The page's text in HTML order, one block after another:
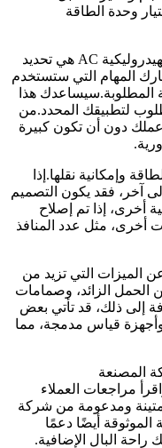
وحدة الطاقة
الخطوة الأولى في اختيار وحدة الطاقة الهيدروليكية AC هي تحديد
المهام التي ستستخدم
المطلوبة.سيساعدك هذا
لتطبيقك المحدد.من
عملك دون أن تكون كبيرة
وإمكانية نقلها.إذا
آخر، فقد يكون التصميم
أخرى، إذا تم إصلاح
أخرى، مثل عدد المنافذ
الميزات التي تزيد من
الحمل الزائد، وصمامات
إلى ذلك، قد تأتي بعض
قياس مدمجة، مما
المصنعة
مراجعات العملاء
متينة ومدعومة من شركة
أيضًا دعمًا
راحة البال الإضافية.